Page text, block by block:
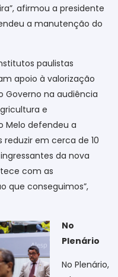
afirmou a presidente
a manutenção do
paulistas
apoio à valorização
Governo na audiência
e
Melo defendeu a
reduzir em cerca de 10
da nova
com as
que conseguimos”,
No
Plenário
No Plenário,